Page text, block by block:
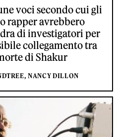
voci secondo cui gli
rapper avrebbero
di investigatori per
collegamento tra
di Shakur
NANCY DILLON